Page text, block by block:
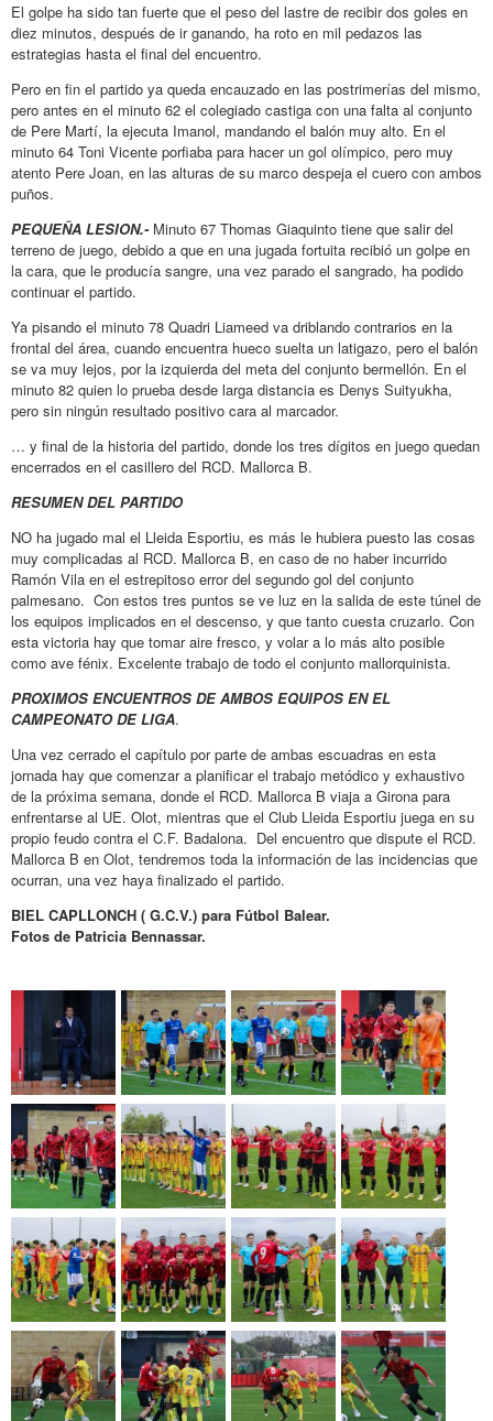
El golpe ha sido tan fuerte que el peso del lastre de recibir dos goles en
diez minutos, después de ir ganando, ha roto en mil pedazos las
estrategias hasta el final del encuentro.
Pero en fin el partido ya queda encauzado en las postrimerías del mismo,
pero antes en el minuto 62 el colegiado castiga con una falta al conjunto
de Pere Martí, la ejecuta Imanol, mandando el balón muy alto. En el
minuto 64 Toni Vicente porfiaba para hacer un gol olímpico, pero muy
atento Pere Joan, en las alturas de su marco despeja el cuero con ambos
puños.
PEQUEÑA LESION.-Minuto 67 Thomas Giaquinto tiene que salir del
terreno de juego, debido a que en una jugada fortuita recibió un golpe en
la cara, que le producía sangre, una vez parado el sangrado, ha podido
continuar el partido.
Ya pisando el minuto 78 Quadri Liameed va driblando contrarios en la
frontal del área, cuando encuentra hueco suelta un latigazo, pero el balón
se va muy lejos, por la izquierda del meta del conjunto bermellón. En el
minuto 82 quien lo prueba desde larga distancia es Denys Suityukha,
pero sin ningún resultado positivo cara al marcador.
… y final de la historia del partido, donde los tres dígitos en juego quedan
encerrados en el casillero del RCD. Mallorca B.
RESUMEN DEL PARTIDO
NO ha jugado mal el Lleida Esportiu, es más le hubiera puesto las cosas
muy complicadas al RCD. Mallorca B, en caso de no haber incurrido
Ramón Vila en el estrepitoso error del segundo gol del conjunto
palmesano. Con estos tres puntos se ve luz en la salida de este túnel de
los equipos implicados en el descenso, y que tanto cuesta cruzarlo. Con
esta victoria hay que tomar aire fresco, y volar a lo más alto posible
como ave fénix. Excelente trabajo de todo el conjunto mallorquinista.
PROXIMOS ENCUENTROS DE AMBOS EQUIPOS EN EL
CAMPEONATO DE LIGA.
Una vez cerrado el capítulo por parte de ambas escuadras en esta
jornada hay que comenzar a planificar el trabajo metódico y exhaustivo
de la próxima semana, donde el RCD. Mallorca B viaja a Girona para
enfrentarse al UE. Olot, mientras que el Club Lleida Esportiu juega en su
propio feudo contra el C.F. Badalona. Del encuentro que dispute el RCD.
Mallorca B en Olot, tendremos toda la información de las incidencias que
ocurran, una vez haya finalizado el partido.
BIEL CAPLLONCH ( G.C.V.) para Fútbol Balear.
Fotos de Patricia Bennassar.